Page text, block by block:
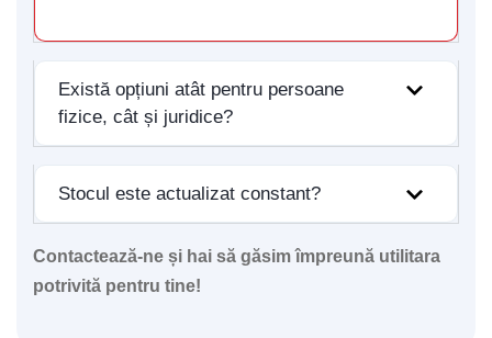
Există opțiuni atât pentru persoane
fizice, cât și juridice?
Stocul este actualizat constant?
Contactează-ne și hai să găsim împreună utilitara
potrivită pentru tine!